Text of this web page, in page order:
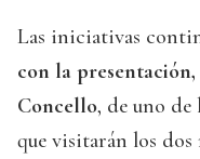
Las iniciativas
con la
Concello, de uno de
que visitarán los